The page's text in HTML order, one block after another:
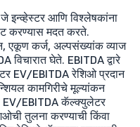
आणि विश्लेषकांना
करण्यास मदत करते.
एकूण कर्ज, अल्पसंख्यांक व्याज
विचारात घेते. EBITDA द्वारे
EV/EBITDA रेशिओ प्रदान
कामगिरीचे मूल्यांकन
EV/EBITDA कॅल्क्युलेटर
तुलना करण्याची किंवा